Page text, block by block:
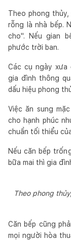
Theo phong
rỗng là nhà bếp.
cho". Nếu gian
phước trời ban.
Các cụ ngày xưa
gia đình thông
dấu hiệu phong
Việc ăn sung
cho hạnh phúc
chuẩn tối thiểu
Nếu căn bếp
bữa mai thì gia
Theo phong
Căn bếp cũng
mọi người hòa